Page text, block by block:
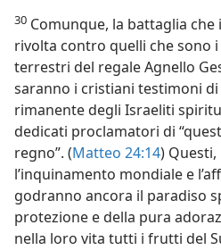
30 Comunque, la battaglia che
rivolta contro quelli che sono
terrestri del regale Agnello
saranno i cristiani testimoni di
rimanente degli Israeliti
dedicati proclamatori di
regno”. (Matteo 24:14)
l’inquinamento mondiale e
godranno ancora il paradiso
protezione e della pura
nella loro vita tutti i frutti del